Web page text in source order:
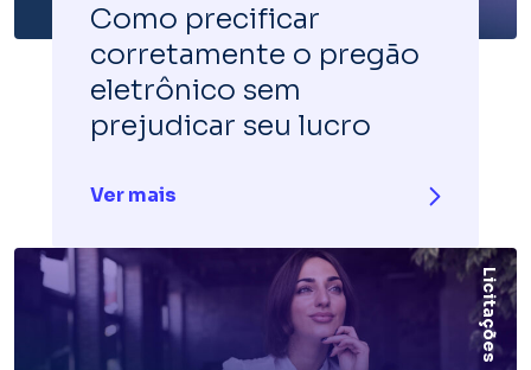
Como precificar
corretamente o pregão
eletrônico sem
prejudicar seu lucro
Ver mais
Licitações